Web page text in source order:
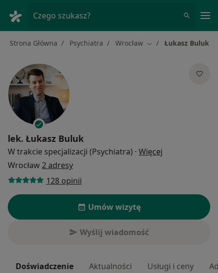
Czego szukasz?
Strona Główna Psychiatra Wrocław Zmień miasto
Łukasz Buluk
lek. Łukasz Buluk
W trakcie specjalizacji (Psychiatra) · Więcej
Wrocław2 adresy
128 opinii
Umów wizytę
Wyślij wiadomość
Doświadczenie Aktualności Usługi i ceny